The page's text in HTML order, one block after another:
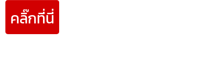
คลิ๊กที่นี่